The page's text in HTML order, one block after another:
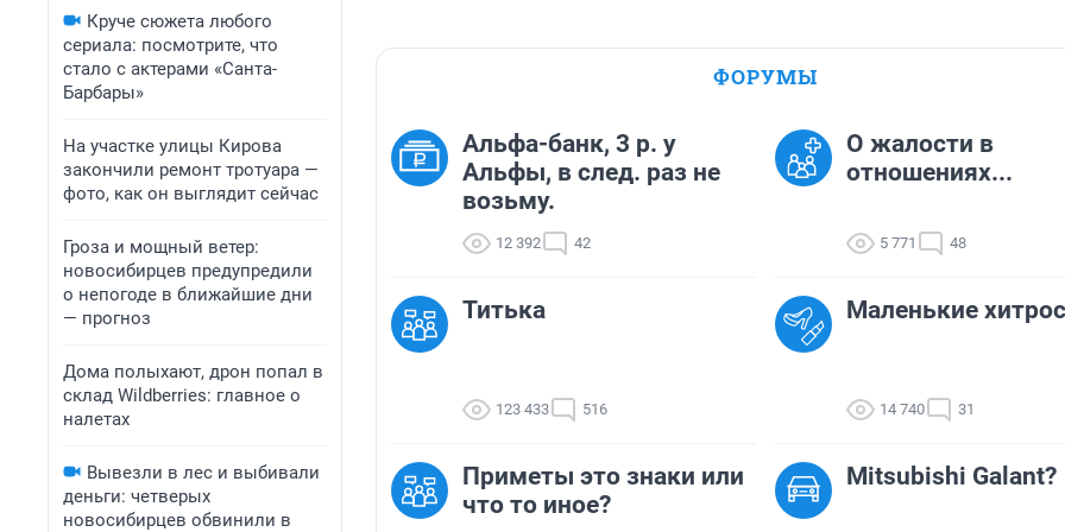
Круче сюжета любого
сериала: посмотрите, что
стало с актерами «Санта-
Барбары»
На участке улицы Кирова
закончили ремонт тротуара —
фото, как он выглядит сейчас
Гроза и мощный ветер:
новосибирцев предупредили
о непогоде в ближайшие дни
— прогноз
Дома полыхают, дрон попал в
склад Wildberries: главное о
налетах
Вывезли в лес и выбивали
деньги: четверых
новосибирцев обвинили в
ФОРУМЫ
Альфа-банк, 3 р. у
Альфы, в след. раз не
возьму.
12 392 42
О жалости в
отношениях...
5 771 48
Титька
123 433 516
Маленькие
14 740 31
Приметы это знаки или
что то иное?
Mitsubishi Galant?